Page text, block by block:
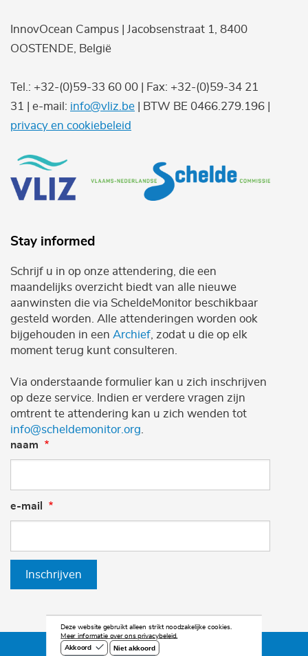
InnovOcean Campus | Jacobsenstraat 1, 8400
OOSTENDE, België
Tel.: +32-(0)59-33 60 00 | Fax: +32-(0)59-34 21
31 | e-mail: info@vliz.be | BTW BE 0466.279.196 |
privacy en cookiebeleid
Stay informed
Schrijf u in op onze attendering, die een
maandelijks overzicht biedt van alle nieuwe
aanwinsten die via ScheldeMonitor beschikbaar
gesteld worden. Alle attenderingen worden ook
bijgehouden in een Archief , zodat u die op elk
moment terug kunt consulteren.
Via onderstaande formulier kan u zich inschrijven
op deze service. Indien er verdere vragen zijn
omtrent te attendering kan u zich wenden tot
info@scheldemonitor.org
naam
e-mail
Inschrijven
©2026 Scheldemonitor
Deze website gebruikt alleen strikt noodzakelijke cookies.
Meer informatie over ons privacybeleid.
Akkoord
Niet akkoord